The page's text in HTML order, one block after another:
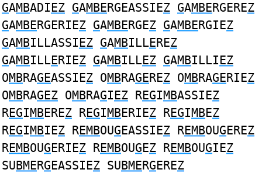
GAMBADIEZ GAMBERGEASSIEZ GAMBERGEREZ
GAMBERGERIEZ GAMBERGEZ GAMBERGIEZ
GAMBILLASSIEZ GAMBILLEREZ
GAMBILLERIEZ GAMBILLEZ GAMBILLIEZ
OMBRAGEASSIEZ OMBRAGEREZ OMBRAGERIEZ
OMBRAGEZ OMBRAGIEZ REGIMBASSIEZ
REGIMBEREZ REGIMBERIEZ REGIMBEZ
REGIMBIEZ REMBOUGEASSIEZ REMBOUGEREZ
REMBOUGERIEZ REMBOUGEZ REMBOUGIEZ
SUBMERGEASSIEZ SUBMERGEREZ